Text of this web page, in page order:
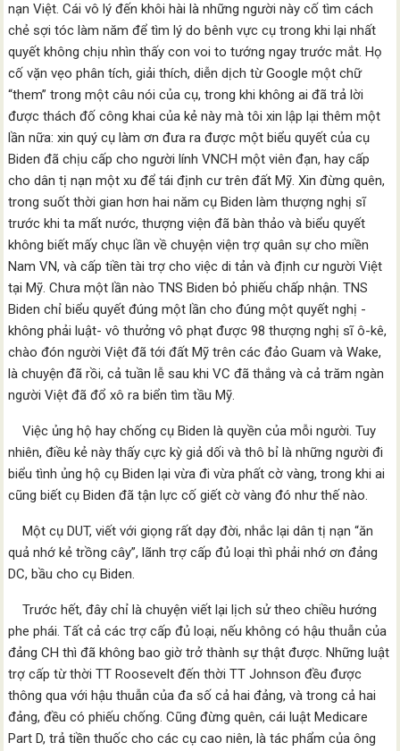
nạn Việt. Cái vô lý đến khôi hài là những người này cố tìm cách
chẻ sợi tóc làm năm để tìm lý do bênh vực cụ trong khi lại nhất
quyết không chịu nhìn thấy con voi to tướng ngay trước mắt. Họ
cố vặn vẹo phân tích, giải thích, diễn dịch từ Google một chữ
“them” trong một câu nói của cụ, trong khi không ai đã trả lời
được thách đố công khai của kẻ này mà tôi xin lập lại thêm một
lần nữa: xin quý cụ làm ơn đưa ra được một biểu quyết của cụ
Biden đã chịu cấp cho người lính VNCH một viên đạn, hay cấp
cho dân tị nạn một xu để tái định cư trên đất Mỹ. Xin đừng quên,
trong suốt thời gian hơn hai năm cụ Biden làm thượng nghị sĩ
trước khi ta mất nước, thượng viện đã bàn thảo và biểu quyết
không biết mấy chục lần về chuyện viện trợ quân sự cho miền
Nam VN, và cấp tiền tài trợ cho việc di tản và định cư người Việt
tại Mỹ. Chưa một lần nào TNS Biden bỏ phiếu chấp nhận. TNS
Biden chỉ biểu quyết đúng một lần cho đúng một quyết nghị -
không phải luật- vô thưởng vô phạt được 98 thượng nghị sĩ ô-kê,
chào đón người Việt đã tới đất Mỹ trên các đảo Guam và Wake,
là chuyện đã rồi, cả tuần lễ sau khi VC đã thắng và cả trăm ngàn
người Việt đã đổ xô ra biển tìm tầu Mỹ.
Việc ủng hộ hay chống cụ Biden là quyền của mỗi người. Tuy
nhiên, điều kẻ này thấy cực kỳ giả dối và thô bỉ là những người đi
biểu tình ủng hộ cụ Biden lại vừa đi vừa phất cờ vàng, trong khi ai
cũng biết cụ Biden đã tận lực cố giết cờ vàng đó như thế nào.
Một cụ DUT, viết với giọng rất dạy đời, nhắc lại dân tị nạn “ăn
quả nhớ kẻ trồng cây”, lãnh trợ cấp đủ loại thì phải nhớ ơn đảng
DC, bầu cho cụ Biden.
Trước hết, đây chỉ là chuyện viết lại lịch sử theo chiều hướng
phe phái. Tất cả các trợ cấp đủ loại, nếu không có hậu thuẫn của
đảng CH thì đã không bao giờ trở thành sự thật được. Những luật
trợ cấp từ thời TT Roosevelt đến thời TT Johnson đều được
thông qua với hậu thuẫn của đa số cả hai đảng, và trong cả hai
đảng, đều có phiếu chống. Cũng đừng quên, cái luật Medicare
Part D, trả tiền thuốc cho các cụ cao niên, là tác phẩm của ông